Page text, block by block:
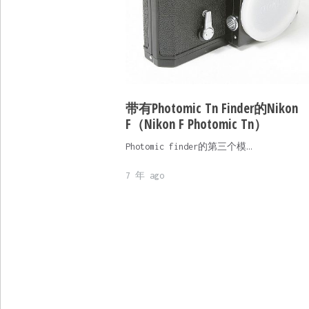
带有Photomic Tn Finder的Nikon
F（Nikon F Photomic Tn）
Photomic finder的第三个模…
7 年 ago